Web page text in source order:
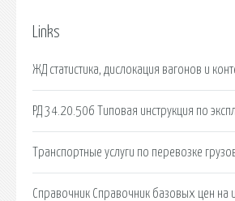
Links
ЖД статистика, дислокация вагонов и
РД 34.20.506 Типовая инструкция по
Транспортные услуги по перевозке
Справочник Справочник базовых цен на